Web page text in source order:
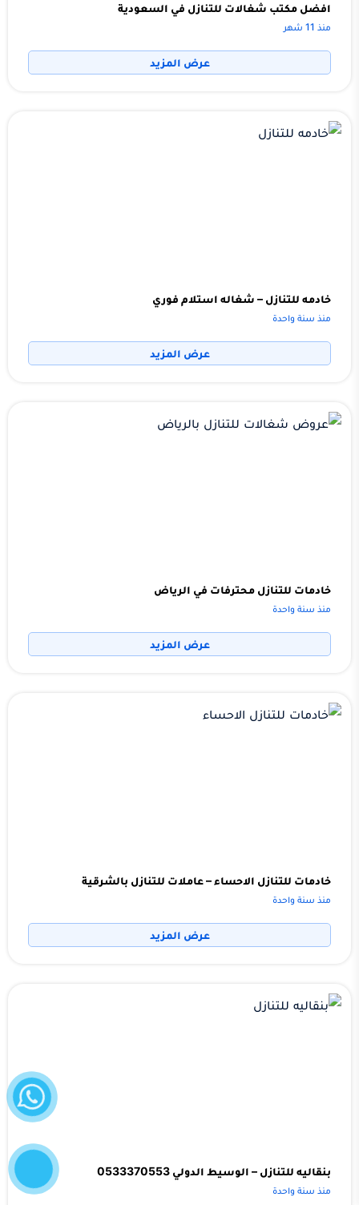
افضل مكتب شغالات للتنازل في السعودية
منذ 11 شهر
عرض المزيد
خادمه للتنازل – شغاله استلام فوري
منذ سنة واحدة
عرض المزيد
خادمات للتنازل محترفات في الرياض
منذ سنة واحدة
عرض المزيد
خادمات للتنازل الاحساء – عاملات للتنازل بالشرقية
منذ سنة واحدة
عرض المزيد
بنقاليه للتنازل – الوسيط الدولي 0533370553
منذ سنة واحدة
واتساب
الآن